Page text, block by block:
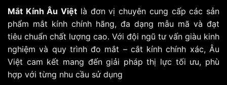
Các
tùy
chọn
có
thể
được
chọn
trên
Mắt Kính Âu Việt là đơn vị chuyên cung cấp các sản
phẩm mắt kính chính hãng, đa dạng mẫu mã và đạt
tiêu chuẩn chất lượng cao. Với đội ngũ tư vấn giàu kinh
nghiệm và quy trình đo mắt – cắt kính chính xác, Âu
Việt cam kết mang đến giải pháp thị lực tối ưu, phù
hợp với từng nhu cầu sử dụng